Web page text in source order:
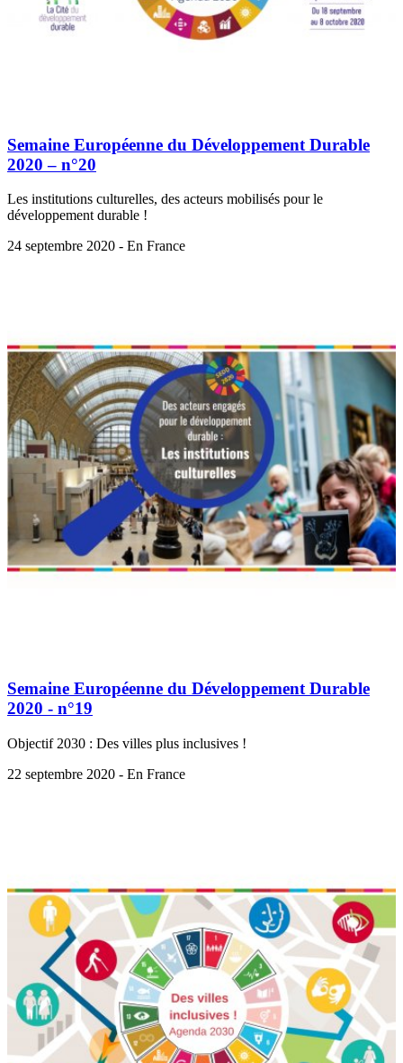
Semaine Européenne du Développement Durable
2020 – n°20
Les institutions culturelles, des acteurs mobilisés pour le
développement durable !
24 septembre 2020 - En France
Semaine Européenne du Développement Durable
2020 - n°19
Objectif 2030 : Des villes plus inclusives !
22 septembre 2020 - En France